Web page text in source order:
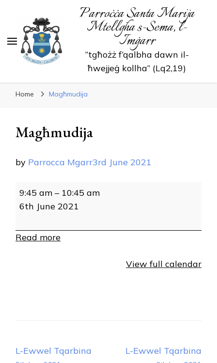
Parroċċa Santa Marija
Mtellgħa s-Sema, l-
Imġarr
“tgħożż f’qalbha dawn il-
ħwejjeġ kollha” (Lq2,19)
Home Magħmudija
Magħmudija
by Parrocca Mgarr3rd June 2021
Magħmudija
9:45 am – 10:45 am
6th June 2021
Read more
View full calendar
Post
L-Ewwel Tqarbina L-Ewwel Tqarbina